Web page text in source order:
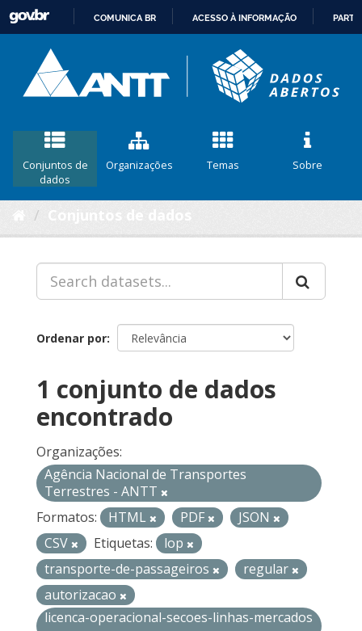
CONTEÚDO
COMUNICA BR ACESSO À INFORMAÇÃO
Conjuntos de
dados
Organizações Temas Sobre
Ordenar por
1 conjunto de dados
encontrado
Organizações:
Agência Nacional de Transportes
Terrestres - ANTT
Formatos:
HTML PDF
JSON
CSV
Etiquetas:
lop
transporte-de-passageiros
regular
autorizacao
licenca-operacional-secoes-linhas-mercados